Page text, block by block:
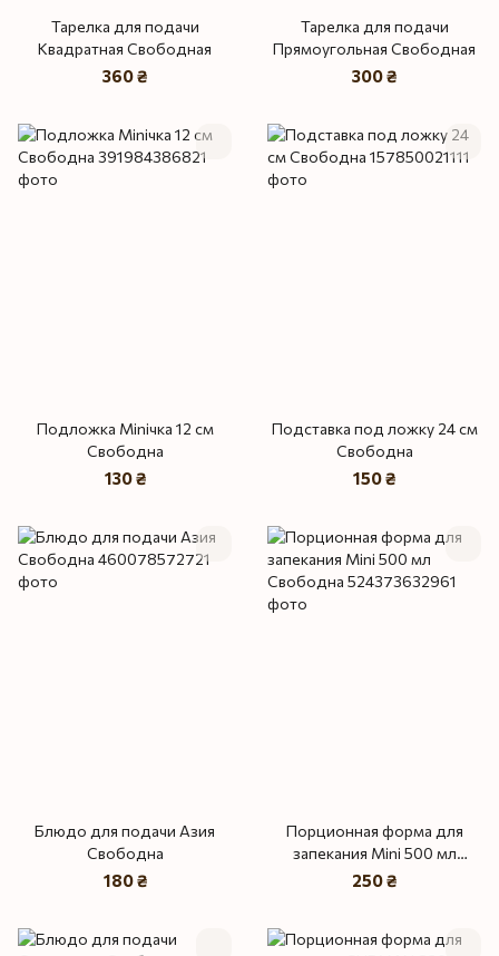
Тарелка для подачи
Квадратная Свободная
360 ₴
Тарелка для подачи
Прямоугольная Свободная
300 ₴
Подложка Miniчка 12 см
Свободна
130 ₴
Подставка под ложку 24 см
Свободна
150 ₴
Блюдо для подачи Азия
Свободна
180 ₴
Порционная форма для
запекания Mini 500 мл
Свободна
250 ₴